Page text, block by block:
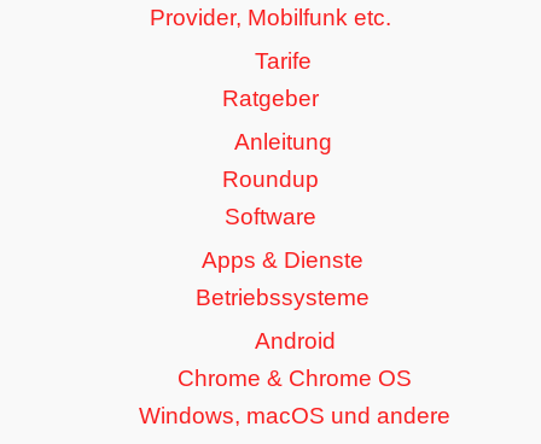
Provider, Mobilfunk etc.
Tarife
Ratgeber
Anleitung
Roundup
Software
Apps & Dienste
Betriebssysteme
Android
Chrome & Chrome OS
Windows, macOS und andere